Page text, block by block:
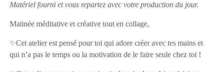
Matériel fourni et vous repartez avec votre production du jour.
Matinée méditative et créative tout en collage,
✨Cet atelier est pensé pour toi qui adore créer avec tes mains et
qui n’a pas le temps ou la motivation de le faire seule chez toi !